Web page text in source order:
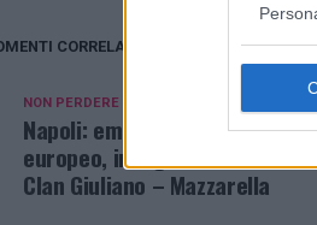
CORRELATI:
NON PERDERE
Napoli: emesso mandato
europeo, indagato un
Clan Giuliano – Mazzarella